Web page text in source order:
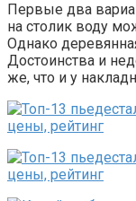
Первые два
на столик воду
Однако
Достоинства и
же, что и у